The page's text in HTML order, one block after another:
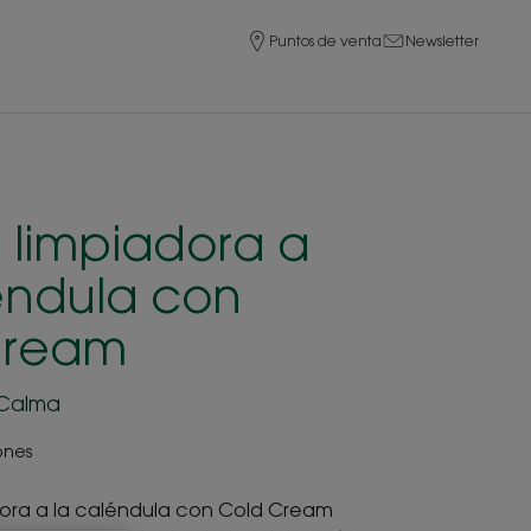
Puntos de venta Newsletter
limpiadora a
con
a la caléndula con Cold Cream